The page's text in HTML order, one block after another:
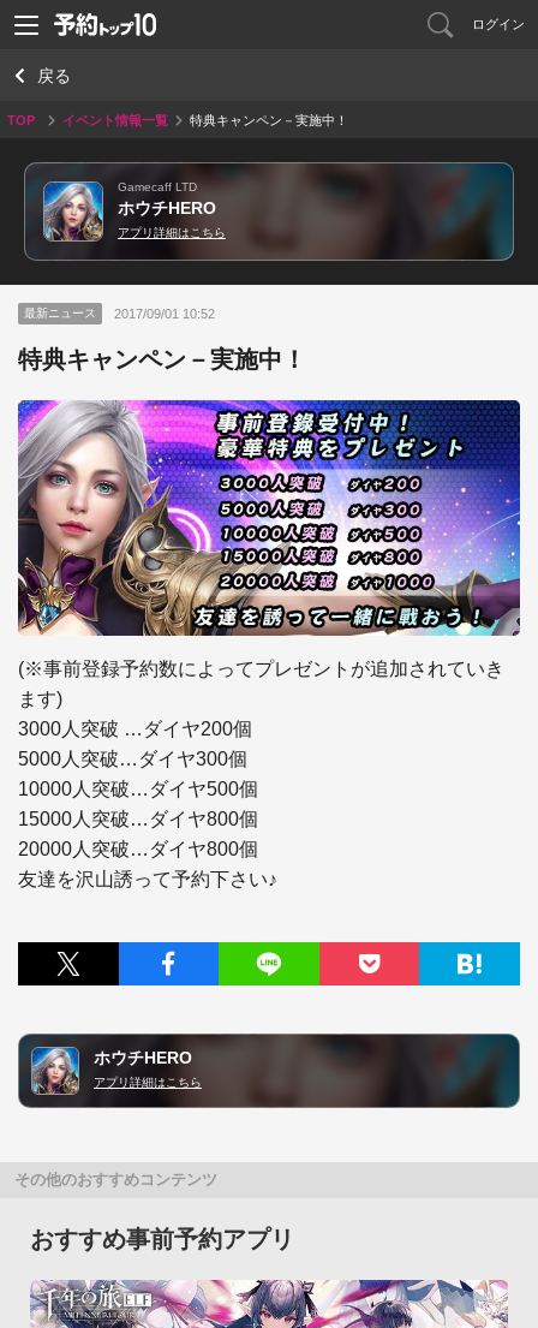
ログイン
戻る
TOP イベント情報一覧 特典キャンペン－実施中！
Gamecaff LTD
ホウチHERO
アプリ詳細はこちら
最新ニュース 2017/09/01 10:52
特典キャンペン－実施中！
(※事前登録予約数によってプレゼントが追加されていき
ます)
3000人突破 …ダイヤ200個
5000人突破…ダイヤ300個
10000人突破…ダイヤ500個
15000人突破…ダイヤ800個
20000人突破…ダイヤ800個
友達を沢山誘って予約下さい♪
ホウチHERO
アプリ詳細はこちら
その他のおすすめコンテンツ
おすすめ事前予約アプリ